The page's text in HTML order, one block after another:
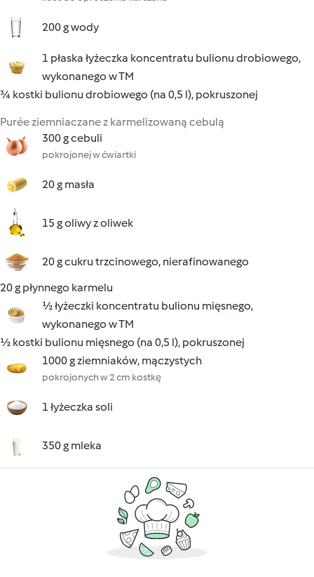
200 g wody
1 płaska łyżeczka koncentratu bulionu drobiowego,
wykonanego w TM
¾ kostki bulionu drobiowego (na 0,5 l), pokruszonej
Purée ziemniaczane z karmelizowaną cebulą
300 g cebuli
pokrojonej w ćwiartki
20 g masła
15 g oliwy z oliwek
20 g cukru trzcinowego, nierafinowanego
20 g płynnego karmelu
½ łyżeczki koncentratu bulionu mięsnego,
wykonanego w TM
½ kostki bulionu mięsnego (na 0,5 l), pokruszonej
1000 g ziemniaków, mączystych
pokrojonych w 2 cm kostkę
1 łyżeczka soli
350 g mleka